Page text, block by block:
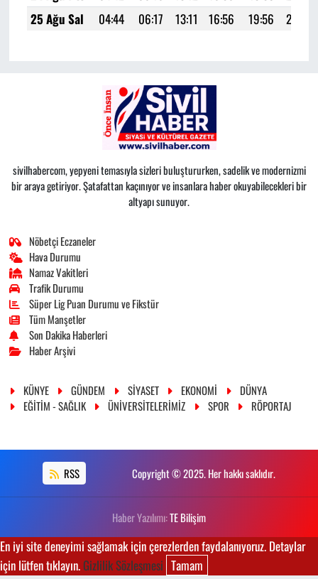
25 Ağu Sal
04:44 06:17 13:11 16:56 19:56 21:23
sivilhabercom, yepyeni temasıyla sizleri buluştururken, sadelik ve modernizmi
bir araya getiriyor. Şatafattan kaçınıyor ve insanlara haber okuyabilecekleri bir
altyapı sunuyor.
Nöbetçi Eczaneler
Hava Durumu
Namaz Vakitleri
Trafik Durumu
Süper Lig Puan Durumu ve Fikstür
Tüm Manşetler
Son Dakika Haberleri
Haber Arşivi
KÜNYE GÜNDEM SİYASET EKONOMİ
DÜNYA
EĞİTİM - SAĞLIK
ÜNİVERSİTELERİMİZ SPOR RÖPORTAJ
RSS Copyright © 2025. Her hakkı saklıdır.
Haber Yazılımı:TE Bilişim
En iyi site deneyimi sağlamak için çerezlerden faydalanıyoruz. Detaylar
için lütfen tıklayın.Gizlilik Sözleşmesi Tamam